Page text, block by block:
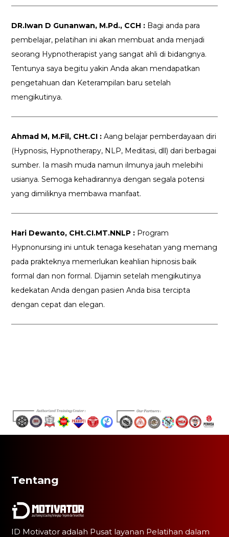
DR.Iwan D Gunanwan, M.Pd., CCH : Bagi anda para
pembelajar, pelatihan ini akan membuat anda menjadi
seorang Hypnotherapist yang sangat ahli di bidangnya.
Tentunya saya begitu yakin Anda akan mendapatkan
pengetahuan dan Keterampilan baru setelah
mengikutinya.
Ahmad M, M.Fil, CHt.CI : Aang belajar pemberdayaan diri
(Hypnosis, Hypnotherapy, NLP, Meditasi, dll) dari berbagai
sumber. Ia masih muda namun ilmunya jauh melebihi
usianya. Semoga kehadirannya dengan segala potensi
yang dimiliknya membawa manfaat.
Hari Dewanto, CHt.CI.MT.NNLP : Program
Hypnonursing ini untuk tenaga kesehatan yang memang
pada prakteknya memerlukan keahlian hipnosis baik
formal dan non formal. Dijamin setelah mengikutinya
kedekatan Anda dengan pasien Anda bisa tercipta
dengan cepat dan elegan.
Tentang
ID Motivator adalah Pusat layanan Pelatihan dalam